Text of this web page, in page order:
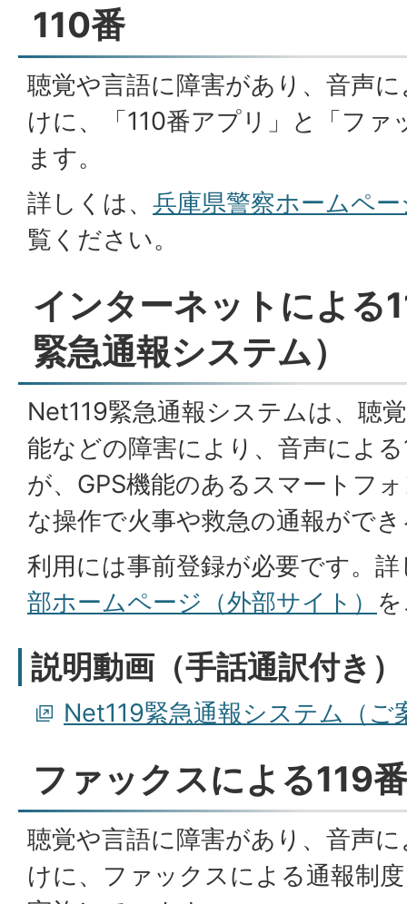
110番
聴覚や言語に障害があり、音声
けに、「110番アプリ」と「ファ
ます。
詳しくは、 兵庫県警察ホームペ
覧ください。
インターネットによる
緊急通報システム）
Net119緊急通報システムは、聴
能などの障害により、音声によ
が、GPS機能のあるスマートフ
な操作で火事や救急の通報がで
利用には事前登録が必要です。
部ホームページ（外部サイト）
説明動画（手話通訳付き）
Net119緊急通報システム（ご
ファックスによる119番
聴覚や言語に障害があり、音声
けに、ファックスによる通報制